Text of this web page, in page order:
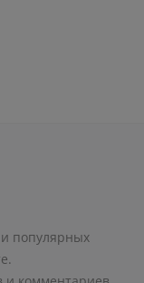
популярных